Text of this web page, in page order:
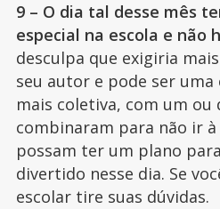
9 – O dia tal desse mês
especial na escola e não
desculpa que exigiria
seu autor e pode ser
mais coletiva, com um ou
combinaram para não ir à
possam ter um plano
divertido nesse dia. Se
escolar tire suas dúvidas.